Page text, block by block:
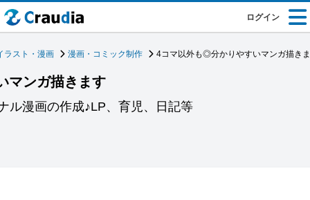
ログイン
ラスト・漫画 漫画・コミック制作 4コマ以外も◎分かりやすいマンガ描き
マンガ描きます
ル漫画の作成♪LP、育児、日記等